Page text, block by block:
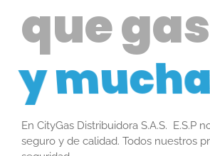
que gas
y
En CityGas Distribuidora S.A.S. E.S.P
seguro y de calidad. Todos nuestros